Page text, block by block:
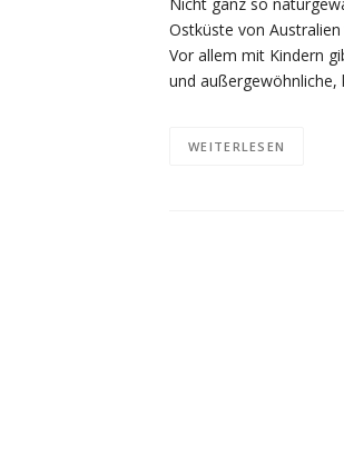
Ostküste von
Vor allem mit Kindern
und
WEITERLESEN